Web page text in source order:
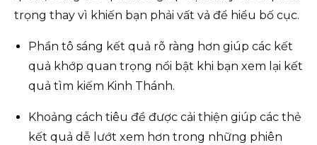
trọng thay vì khiến bạn phải vất vả để hiểu bố cục.
Phần tô sáng kết quả rõ ràng hơn giúp các kết
quả khớp quan trọng nổi bật khi bạn xem lại kết
quả tìm kiếm Kinh Thánh.
Khoảng cách tiêu đề được cải thiện giúp các thẻ
kết quả dễ lướt xem hơn trong những phiên